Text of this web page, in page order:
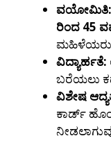
ವಯೋಮಿತಿ:
ರಿಂದ 45
ಮಹಿಳೆಯರು
ವಿದ್ಯಾರ್ಹತೆ:
ಬರೆಯಲು
ವಿಶೇಷ
ಕಾರ್ಡ್